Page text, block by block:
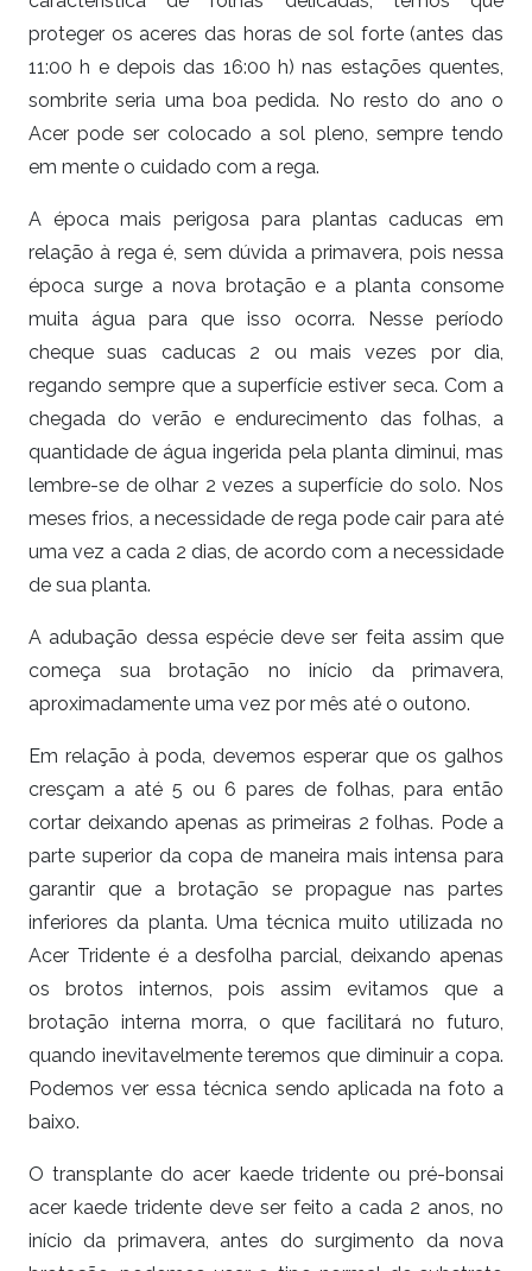
proteger os aceres das horas de sol forte (antes das
11:00 h e depois das 16:00 h) nas estações quentes,
sombrite seria uma boa pedida. No resto do ano o
Acer pode ser colocado a sol pleno, sempre tendo
em mente o cuidado com a rega.
A época mais perigosa para plantas caducas em
relação à rega é, sem dúvida a primavera, pois nessa
época surge a nova brotação e a planta consome
muita água para que isso ocorra. Nesse período
cheque suas caducas 2 ou mais vezes por dia,
regando sempre que a superfície estiver seca. Com a
chegada do verão e endurecimento das folhas, a
quantidade de água ingerida pela planta diminui, mas
lembre-se de olhar 2 vezes a superfície do solo. Nos
meses frios, a necessidade de rega pode cair para até
uma vez a cada 2 dias, de acordo com a necessidade
de sua planta.
A adubação dessa espécie deve ser feita assim que
começa sua brotação no início da primavera,
aproximadamente uma vez por mês até o outono.
Em relação à poda, devemos esperar que os galhos
cresçam a até 5 ou 6 pares de folhas, para então
cortar deixando apenas as primeiras 2 folhas. Pode a
parte superior da copa de maneira mais intensa para
garantir que a brotação se propague nas partes
inferiores da planta. Uma técnica muito utilizada no
Acer Tridente é a desfolha parcial, deixando apenas
os brotos internos, pois assim evitamos que a
brotação interna morra, o que facilitará no futuro,
quando inevitavelmente teremos que diminuir a copa.
Podemos ver essa técnica sendo aplicada na foto a
baixo.
O transplante do acer kaede tridente ou pré-bonsai
acer kaede tridente deve ser feito a cada 2 anos, no
início da primavera, antes do surgimento da nova